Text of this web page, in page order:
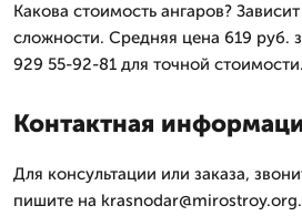
Какова стоимость ангаров?
сложности. Средняя цена 619 руб.
929 55-92-81 для точной стоимости.
Контактная
Для консультации или заказа,
пишите на